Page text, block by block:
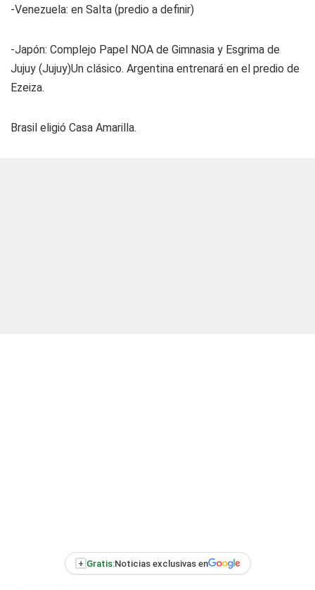
-Venezuela: en Salta (predio a definir)
-Japón: Complejo Papel NOA de Gimnasia y Esgrima de
Jujuy (Jujuy)Un clásico. Argentina entrenará en el predio de
Ezeiza.
Brasil eligió Casa Amarilla.
+ Gratis:Noticias exclusivas en